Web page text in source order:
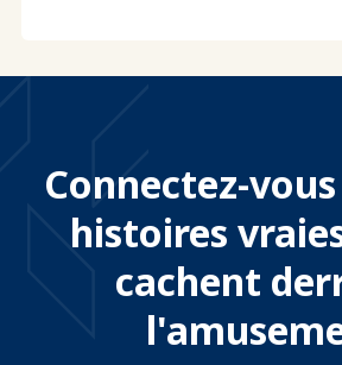
Connectez-
histoires
cachent